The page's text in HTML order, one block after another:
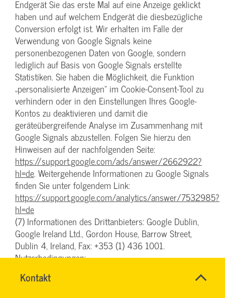
Kontakt
TEAM
Name*
Endgerät Sie das erste Mal auf eine Anzeige geklickt
haben und auf welchem Endgerät die diesbezügliche
Conversion erfolgt ist. Wir erhalten im Falle der
Verwendung von Google Signals keine
personenbezogenen Daten von Google, sondern
lediglich auf Basis von Google Signals erstellte
Statistiken. Sie haben die Möglichkeit, die Funktion
„personalisierte Anzeigen“ im Cookie-Consent-Tool zu
verhindern oder in den Einstellungen Ihres Google-
Kontos zu deaktivieren und damit die
geräteübergreifende Analyse im Zusammenhang mit
Google Signals abzustellen. Folgen Sie hierzu den
Hinweisen auf der nachfolgenden Seite:
https://support.google.com/ads/answer/2662922?
hl=de. Weitergehende Informationen zu Google Signals
finden Sie unter folgendem Link:
https://support.google.com/analytics/answer/7532985?
hl=de
(7) Informationen des Drittanbieters: Google Dublin,
Google Ireland Ltd., Gordon House, Barrow Street,
Dublin 4, Ireland, Fax: +353 (1) 436 1001.
Nutzerbedingungen:
zum Datenschutz: